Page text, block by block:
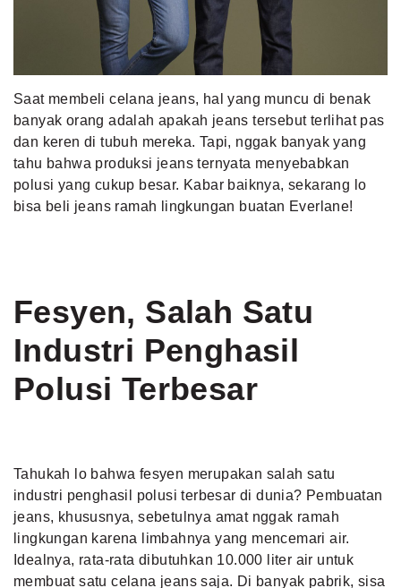
MLDPOINTS
Saat membeli celana jeans, hal yang muncu di benak
banyak orang adalah apakah jeans tersebut terlihat pas
dan keren di tubuh mereka. Tapi, nggak banyak yang
tahu bahwa produksi jeans ternyata menyebabkan
polusi yang cukup besar. Kabar baiknya, sekarang lo
bisa beli jeans ramah lingkungan buatan Everlane!
Fesyen, Salah Satu
Industri Penghasil
Polusi Terbesar
Tahukah lo bahwa fesyen merupakan salah satu
industri penghasil polusi terbesar di dunia? Pembuatan
jeans, khususnya, sebetulnya amat nggak ramah
lingkungan karena limbahnya yang mencemari air.
Idealnya, rata-rata dibutuhkan 10.000 liter air untuk
membuat satu celana jeans saja. Di banyak pabrik, sisa